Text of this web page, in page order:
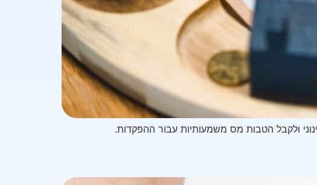
ולקבל הטבות מס משמעותיות עבור ההפקדות.